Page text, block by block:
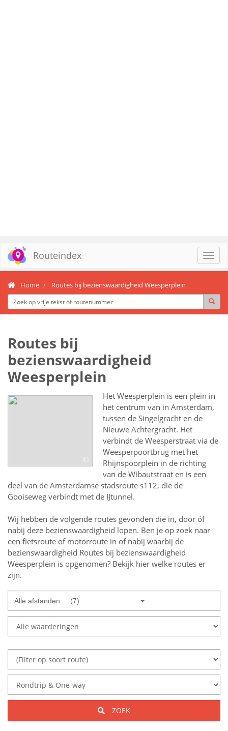
Routeindex
Home Routes bij bezienswaardigheid Weesperplein
Routes bij
bezienswaardigheid
Weesperplein
©
Het Weesperplein is een plein in
het centrum van in Amsterdam,
tussen de Singelgracht en de
Nieuwe Achtergracht. Het
verbindt de Weesperstraat via de
Weesperpoortbrug met het
Rhijnspoorplein in de richting
van de Wibautstraat en is een
deel van de Amsterdamse stadsroute s112, die de
Gooiseweg verbindt met de IJtunnel.
Wij hebben de volgende routes gevonden die in, door óf
nabij deze bezienswaardigheid lopen. Ben je op zoek naar
een fietsroute of motorroute in of nabij waarbij de
bezienswaardigheid Routes bij bezienswaardigheid
Weesperplein is opgenomen? Bekijk hier welke routes er
zijn.
Alle afstanden ... (7)
ZOEK